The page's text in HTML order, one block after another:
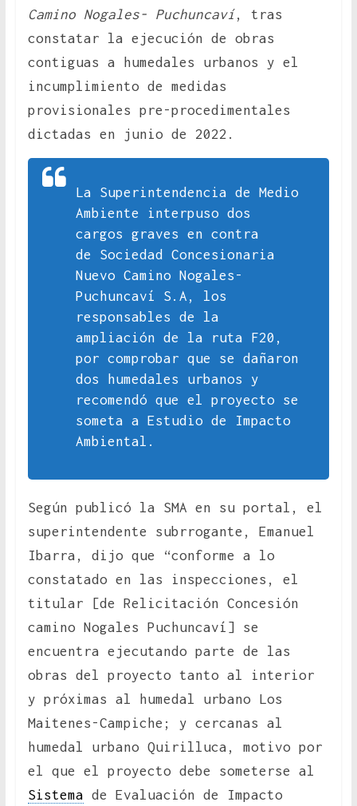
Camino Nogales- Puchuncaví, tras
constatar la ejecución de obras
contiguas a humedales urbanos y el
incumplimiento de medidas
provisionales pre-procedimentales
dictadas en junio de 2022.
La Superintendencia de Medio
Ambiente interpuso dos
cargos graves en contra
de Sociedad Concesionaria
Nuevo Camino Nogales-
Puchuncaví S.A, los
responsables de la
ampliación de la ruta F20,
por comprobar que se dañaron
dos humedales urbanos y
recomendó que el proyecto se
someta a Estudio de Impacto
Ambiental.
Según publicó la SMA en su portal, el
superintendente subrrogante, Emanuel
Ibarra, dijo que “conforme a lo
constatado en las inspecciones, el
titular [de Relicitación Concesión
camino Nogales Puchuncaví] se
encuentra ejecutando parte de las
obras del proyecto tanto al interior
y próximas al humedal urbano Los
Maitenes-Campiche; y cercanas al
humedal urbano Quirilluca, motivo por
el que el proyecto debe someterse al
Sistema de Evaluación de Impacto